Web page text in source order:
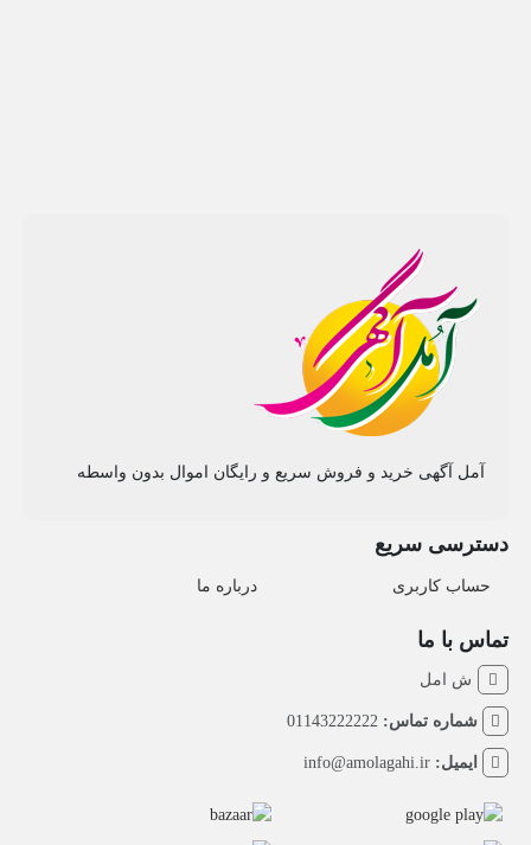
آمل آگهی خرید و فروش سریع و رایگان اموال بدون واسطه
دسترسی سریع
حساب کاربری درباره ما
تماس با ما
ش امل
شماره تماس: 01143222222
ایمیل:info@amolagahi.ir